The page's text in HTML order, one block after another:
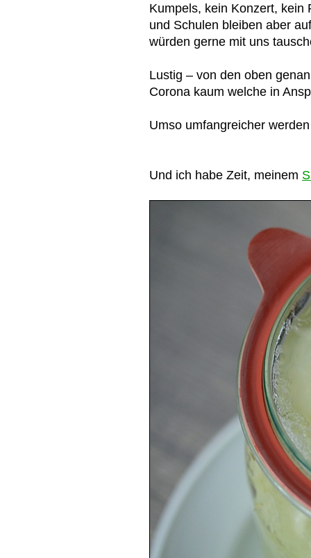
Kumpels, kein Konzert, kein
und Schulen bleiben aber
würden gerne mit uns
Lustig – von den oben
Corona kaum welche in
Umso umfangreicher
Und ich habe Zeit, meinem